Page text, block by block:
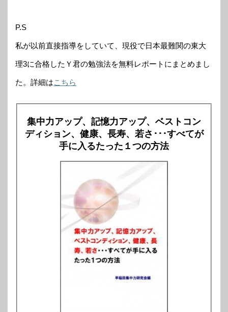
P.S
私が以前直接指導をしていて、現役で日本最難関の東大
理3に合格したＹ君の勉強法を無料レポートにまとめまし
た。詳細はこちら
集中力アップ、記憶力アップ、ベストコン
ディション、健康、長寿、若さ･･･すべてが
手に入るたった１つの方法